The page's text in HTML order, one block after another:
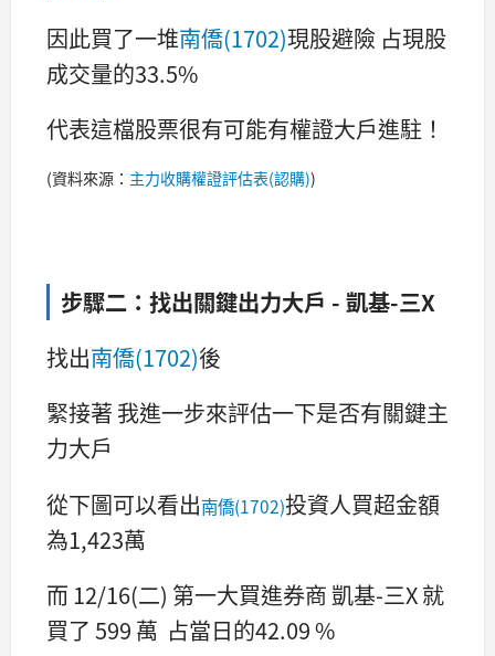
因此買了一堆南僑(1702)現股避險 占現股
成交量的33.5%
代表這檔股票很有可能有權證大戶進駐！
(資料來源： 主力收購權證評估表(認購))
步驟二：找出關鍵出力大戶 - 凱基-三X
找出南僑(1702)後
緊接著 我進一步來評估一下是否有關鍵主
力大戶
從下圖可以看出南僑(1702)投資人買超金額
為1,423萬
而 12/16(二) 第一大買進券商 凱基-三X 就
買了 599 萬 占當日的42.09 %